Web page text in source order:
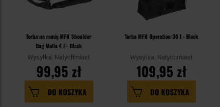
Torba na ramię MFH Shoulder
Bag Molle 4 l - Black
Wysyłka: Natychmiast
99,95 zł
DO KOSZYKA
Torba MFH Operation 30 l - Black
Wysyłka: Natychmiast
109,95 zł
DO KOSZYKA